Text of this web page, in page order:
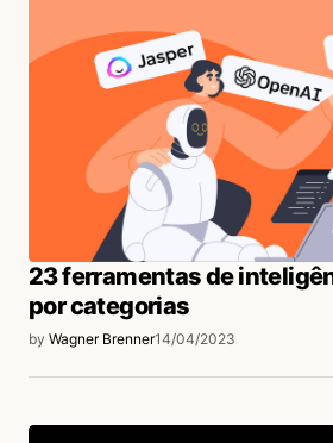
23 ferramentas de
por categorias
by Wagner Brenner14/04/2023